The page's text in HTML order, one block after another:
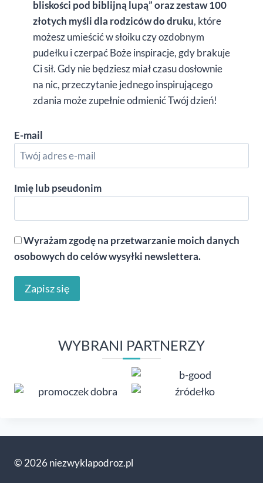
bliskości pod biblijną lupą” oraz zestaw 100
złotych myśli dla rodziców do druku, które
możesz umieścić w słoiku czy ozdobnym
pudełku i czerpać Boże inspiracje, gdy brakuje
Ci sił. Gdy nie będziesz miał czasu dosłownie
na nic, przeczytanie jednego inspirującego
zdania może zupełnie odmienić Twój dzień!
E-mail
Imię lub pseudonim
Wyrażam zgodę na przetwarzanie moich danych
osobowych do celów wysyłki newslettera.
WYBRANI PARTNERZY
© 2026 niezwyklapodroz.pl